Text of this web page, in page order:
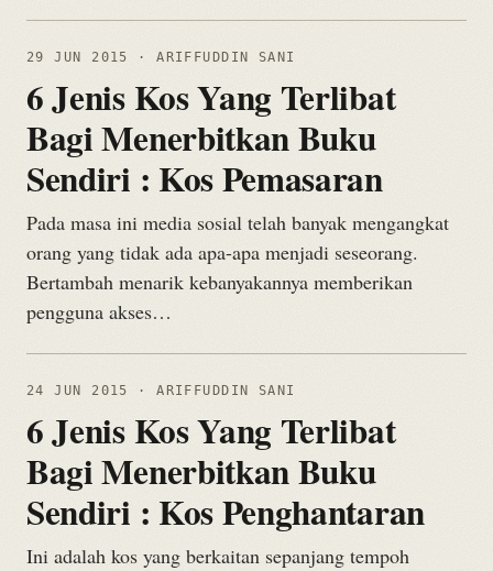
29 JUN 2015 · ARIFFUDDIN SANI
6 Jenis Kos Yang Terlibat
Bagi Menerbitkan Buku
Sendiri : Kos Pemasaran
Pada masa ini media sosial telah banyak mengangkat
orang yang tidak ada apa-apa menjadi seseorang.
Bertambah menarik kebanyakannya memberikan
pengguna akses…
24 JUN 2015 · ARIFFUDDIN SANI
6 Jenis Kos Yang Terlibat
Bagi Menerbitkan Buku
Sendiri : Kos Penghantaran
Ini adalah kos yang berkaitan sepanjang tempoh